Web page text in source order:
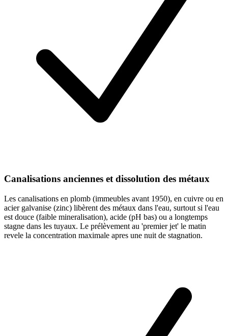
Canalisations anciennes et dissolution des métaux
Les canalisations en plomb (immeubles avant 1950), en cuivre ou en
acier galvanise (zinc) libèrent des métaux dans l'eau, surtout si l'eau
est douce (faible mineralisation), acide (pH bas) ou a longtemps
stagne dans les tuyaux. Le prélèvement au 'premier jet' le matin
revele la concentration maximale apres une nuit de stagnation.